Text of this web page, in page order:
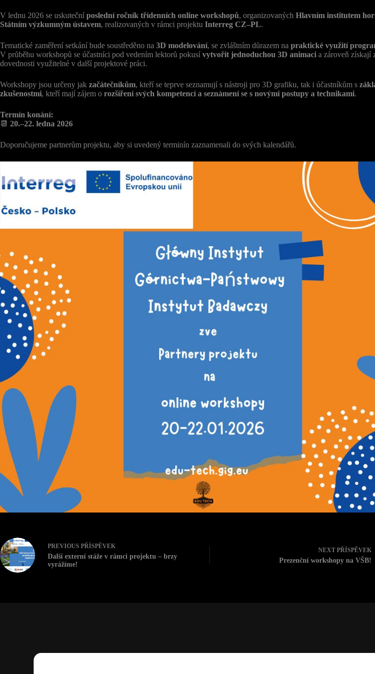
V lednu 2026 se uskuteční poslední ročník třídenních online workshopů, organizovaných Hlavním institutem
Státním výzkumným ústavem, realizovaných v rámci projektu Interreg CZ–PL.
Tematické zaměření setkání bude soustředěno na 3D modelování, se zvláštním důrazem na praktické využití
V průběhu workshopů se účastníci pod vedením lektorů pokusí vytvořit jednoduchou 3D animaci a zároveň získají
dovednosti využitelné v další projektové práci.
Workshopy jsou určeny jak začátečníkům, kteří se teprve seznamují s nástroji pro 3D grafiku, tak i účastníkům s
zkušenostmi, kteří mají zájem o rozšíření svých kompetencí a seznámení se s novými postupy a technikami.
Termín konání:
📆 20.–22. ledna 2026
Doporučujeme partnerům projektu, aby si uvedený terminín zaznamenali do svých kalendářů.
PREVIOUS PŘÍSPĚVEK
Další externí stáže v rámci projektu – brzy
vyrážíme!
NEXT PŘÍSPĚVEK
Prezenční workshopy na VŠB!